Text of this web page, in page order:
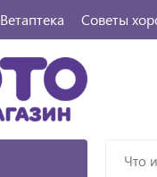
Ветаптека Советы